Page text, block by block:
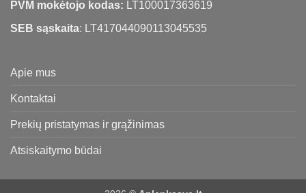
PVM mokėtojo kodas: LT100017363619
SEB sąskaita: LT417044090113045535
Apie mus
Kontaktai
Prekių pristatymas ir grąžinimas
Atsiskaitymo būdai